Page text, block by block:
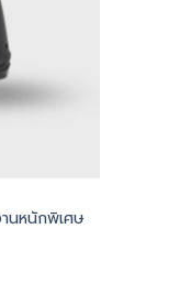
นหนักพิเศษ